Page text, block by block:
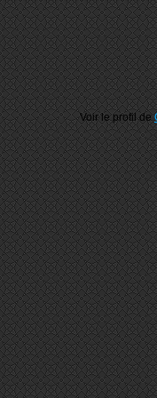
Voir le profil de